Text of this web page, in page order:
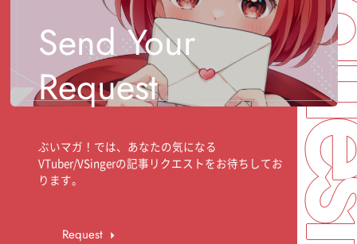
Send Your
Request
ぶいマガ！では、あなたの気になる
VTuber/VSingerの記事リクエストをお待ちしてお
ります。
Request